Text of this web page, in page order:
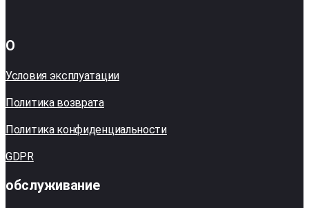
О
Условия эксплуатации
Политика возврата
Политика конфиденциальности
GDPR
обслуживание